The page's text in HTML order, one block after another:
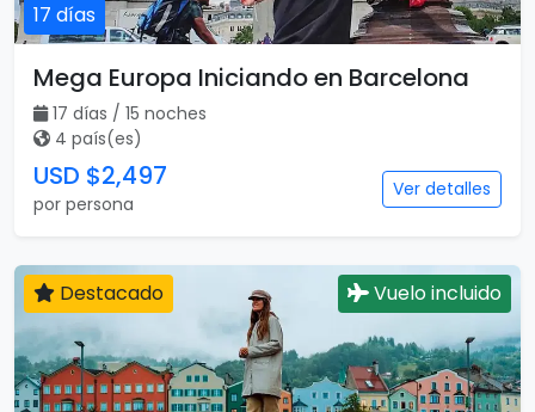
17 días
Mega Europa Iniciando en Barcelona
17 días / 15 noches
4 país(es)
USD $2,497
por persona
Ver detalles
Destacado Vuelo incluido